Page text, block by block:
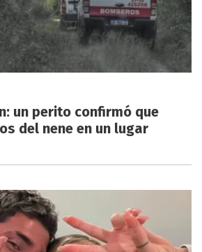
un perito confirmó que
del nene en un lugar